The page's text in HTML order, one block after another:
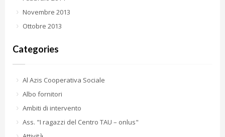
Novembre 2013
Ottobre 2013
Categories
Al Azis Cooperativa Sociale
Albo fornitori
Ambiti di intervento
Ass. "I ragazzi del Centro TAU – onlus"